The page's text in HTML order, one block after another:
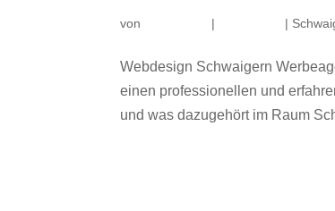
von | |
Webdesign Schwaigern
einen professionellen und
und was dazugehört im Raum